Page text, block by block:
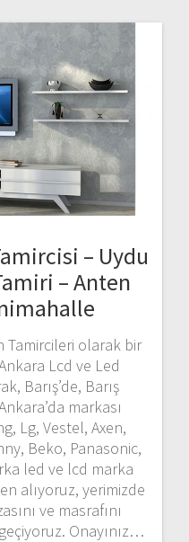
– Uydu
– Anten
Tamircileri olarak bir
Lcd ve Led
Barış’de, Barış
markası
Lg, Vestel, Axen,
Beko, Panasonic,
led ve lcd marka
alıyoruz, yerimizde
ve masrafını
Onayınız…